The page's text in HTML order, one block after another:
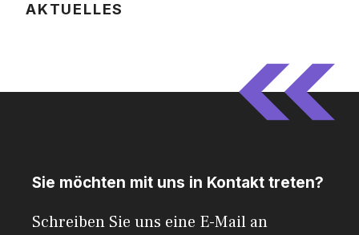
AKTUELLES
Sie möchten mit uns in Kontakt treten?
Schreiben Sie uns eine E-Mail an